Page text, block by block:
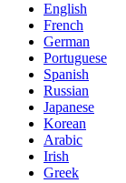
English
French
German
Portuguese
Spanish
Russian
Japanese
Korean
Arabic
Irish
Greek